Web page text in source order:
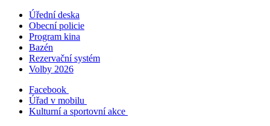
Úřední deska
Obecní policie
Program kina
Bazén
Rezervační systém
Volby 2026
Facebook
Úřad v mobilu
Kulturní a sportovní akce